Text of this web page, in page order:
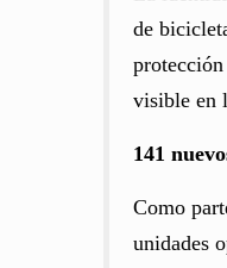
de
visible en
141
Como
unidades